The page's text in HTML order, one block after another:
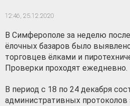
12:46, 25.12.2020
В Симферополе за неделю
ёлочных базаров было
торговцев ёлками и
Проверки проходят ежедневно.
В период с 18 по 24 декабря
административных протоколов